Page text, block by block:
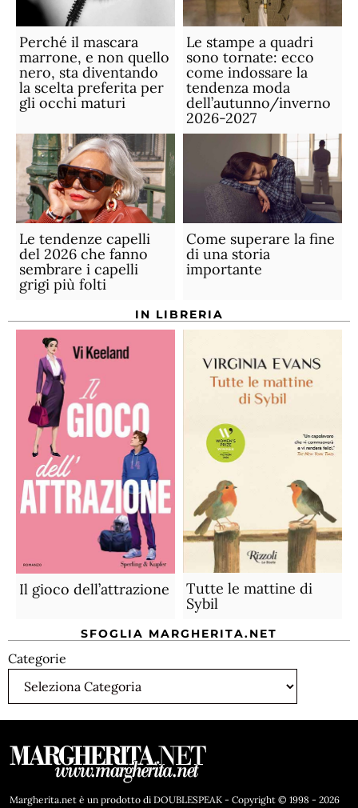
Perché il mascara
marrone, e non quello
nero, sta diventando
la scelta preferita per
gli occhi maturi
Le stampe a quadri
sono tornate: ecco
come indossare la
tendenza moda
dell’autunno/inverno
2026-2027
Le tendenze capelli
del 2026 che fanno
sembrare i capelli
grigi più folti
Come superare la fine
di una storia
importante
IN LIBRERIA
Il gioco dell’attrazione
Tutte le mattine di
Sybil
SFOGLIA MARGHERITA.NET
Categorie
Margherita.net è un prodotto di DOUBLESPEAK - Copyright © 1998 - 2026